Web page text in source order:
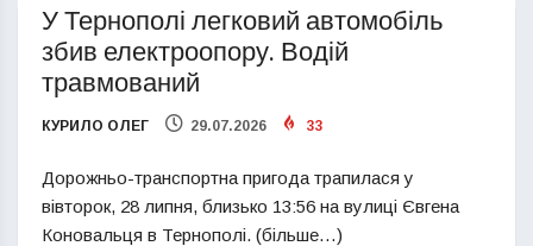
У Тернополі легковий автомобіль
збив електроопору. Водій
травмований
КУРИЛО ОЛЕГ 29.07.2026 33
Дорожньо-транспортна пригода трапилася у
вівторок, 28 липня, близько 13:56 на вулиці Євгена
Коновальця в Тернополі. (більше…)